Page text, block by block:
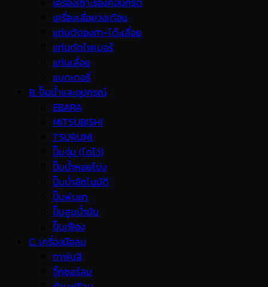
เครื่องเลื่อยวงเดือน
แท่นตัดองศา-โต๊ะเลื่อย
แท่นตัดไฟเบอร์
แท่นเลื่อย
แบตเตอรี่
B. ปั๊มน้ำและอุปกรณ์
EBARA
MITSUBISHI
TSURUMI
ปั๊มจุ่ม (ไดโว่)
ปั๊มน้ำหอยโข่ง
ปั๊มน้ำอัตโนมัติ
ปั๊มพ่นยา
ปั๊มสูบน้ำมัน
ปั๊มเฟือง
C. เครื่องมือลม
กาพ่นสี
จิ๊กซอร์ลม